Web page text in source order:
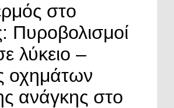
στο
Πυροβολισμοί
λύκειο –
οχημάτων
ανάγκης στο